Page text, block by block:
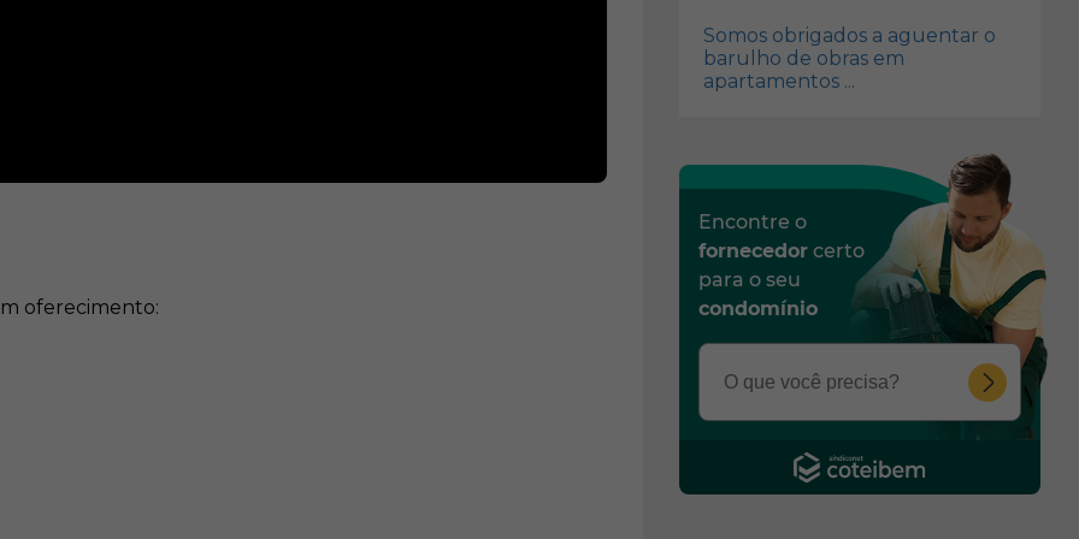
oferecimento:
Somos obrigados a aguentar o
barulho de obras em
apartamentos ...
Encontre o
fornecedor certo
para o seu
condomínio